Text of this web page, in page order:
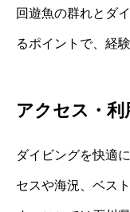
回遊魚の群れとダ
るポイントで、経
アクセス・
ダイビングを快適
セスや海況、ベス